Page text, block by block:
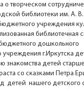
о творческом
библиотеки им. А.
учреждения
библиотечная
дошкольного
учреждения г.Иркутска
знакомства детей
со сказками Петра
детей нашего детского